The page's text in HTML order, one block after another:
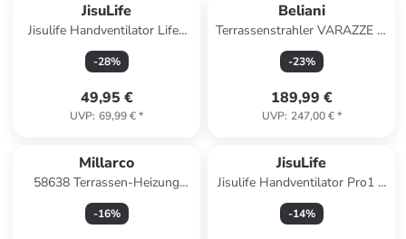
JisuLife
Jisulife Handventilator Life9
5000mAh Tragbarer Mini-
Gebläse-USB-Ventilator
-28%
49,95 €
UVP: 69,99 €*
Beliani
Terrassenstrahler VARAZZE in
Schwarz - (W) 43 x (H) 200 x
(L) 43 cm
-23%
189,99 €
UVP: 247,00 €*
Millarco
58638 Terrassen-Heizung
Wärmestrahler zur
Wandmontage
-16%
JisuLife
Jisulife Handventilator Pro1 S
5000mAh FA53PRO
Tragbarer
-14%